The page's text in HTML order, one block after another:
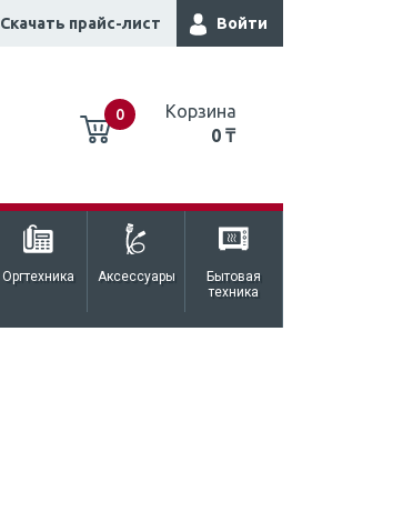
Скачать прайс-лист Войти
0
Корзина
0 ₸
0 ₸
Оргтехника Аксессуары
Бытовая
техника